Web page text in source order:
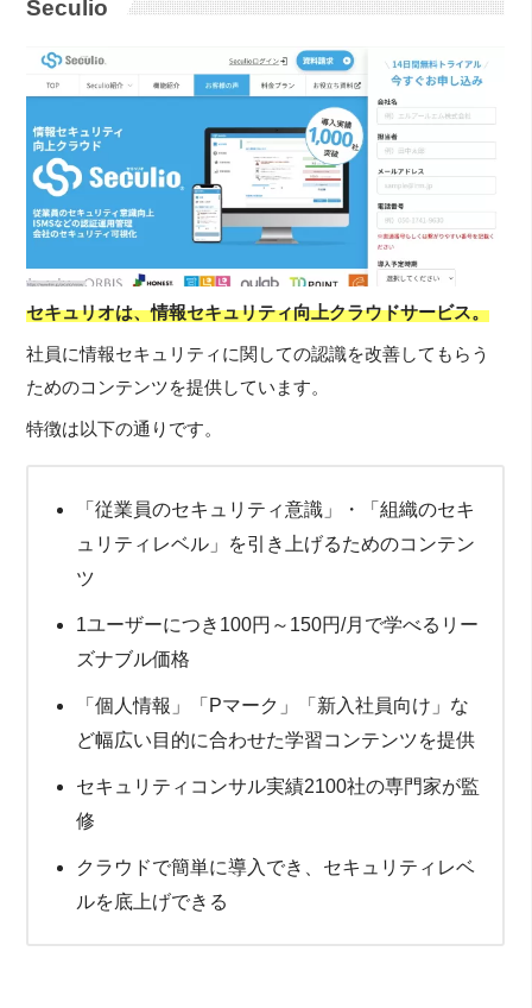
Seculio
セキュリオは、情報セキュリティ向上クラウドサービス。
社員に情報セキュリティに関しての認識を改善してもらう
ためのコンテンツを提供しています。
特徴は以下の通りです。
「従業員のセキュリティ意識」・「組織のセキ
ュリティレベル」を引き上げるためのコンテン
ツ
1ユーザーにつき100円～150円/月で学べるリー
ズナブル価格
「個人情報」「Pマーク」「新入社員向け」な
ど幅広い目的に合わせた学習コンテンツを提供
セキュリティコンサル実績2100社の専門家が監
修
クラウドで簡単に導入でき、セキュリティレベ
ルを底上げできる